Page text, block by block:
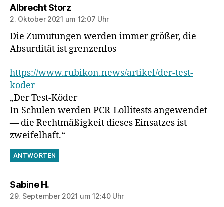
Albrecht Storzsagt:
2. Oktober 2021 um 12:07 Uhr
Die Zumutungen werden immer größer, die
Absurdität ist grenzenlos
https://www.rubikon.news/artikel/der-test-
koder
„Der Test-Köder
In Schulen werden PCR-Lollitests angewendet
— die Rechtmäßigkeit dieses Einsatzes ist
zweifelhaft.“
ANTWORTEN
Sabine H.sagt:
29. September 2021 um 12:40 Uhr